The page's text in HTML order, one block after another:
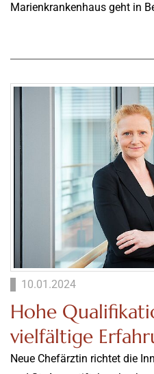
Marienkrankenhaus geht in
10.01.2024
Hohe
vielfältige
Neue Chefärztin richtet die